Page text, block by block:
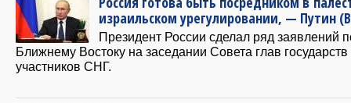
израильском урегулировании, — Путин
Президент России сделал ряд заявлений
Ближнему Востоку на заседании Совета глав
участников СНГ.